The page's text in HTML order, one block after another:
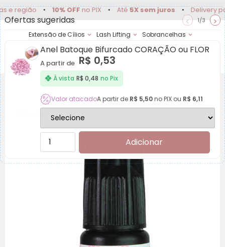
• 10% OFFno PIX • Até5X sem juros • Delivery para
Extensão de Cílios Lash Lifting Sobrancelhas
Achadinhos Minha
Cola Adesivo BAD PINK – ROCK 3g
Ofertas sugeridas < 1/3 >
Anel Batoque Bifurcado CORAÇÃO ou FLOR
A partir de R$ 0,53
À vista R$ 0,48 no Pix
Valor atacadoA partir de R$ 5,50no PIX ou R$ 6,11
Adicionar